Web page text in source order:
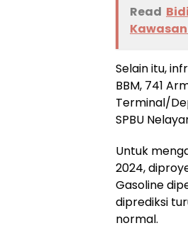
Read
Selain itu,
BBM, 741
Terminal/
SPBU
Untuk
2024,
Gasoline
diprediksi
normal.